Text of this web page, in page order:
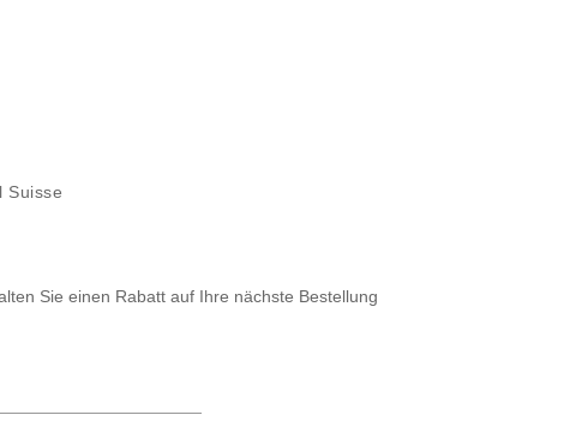
Suisse
Sie einen Rabatt auf Ihre nächste Bestellung